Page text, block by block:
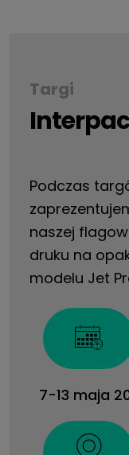
Targi
Podczas
naszej
druku na
modelu Jet
7-13 maja